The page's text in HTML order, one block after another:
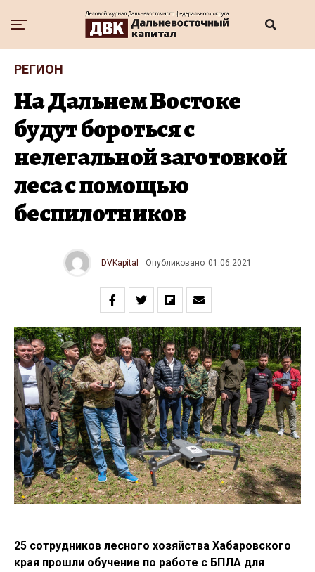
РЕГИОН
На Дальнем Востоке
будут бороться с
нелегальной заготовкой
леса с помощью
беспилотников
DVKapital Опубликовано 01.06.2021
25 сотрудников лесного хозяйства Хабаровского
края прошли обучение по работе с БПЛА для